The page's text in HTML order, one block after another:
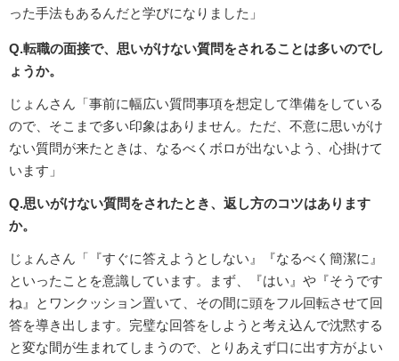
った手法もあるんだと学びになりました」
Q.転職の面接で、思いがけない質問をされることは多いのでし
ょうか。
じょんさん「事前に幅広い質問事項を想定して準備をしている
ので、そこまで多い印象はありません。ただ、不意に思いがけ
ない質問が来たときは、なるべくボロが出ないよう、心掛けて
います」
Q.思いがけない質問をされたとき、返し方のコツはあります
か。
じょんさん「『すぐに答えようとしない』『なるべく簡潔に』
といったことを意識しています。まず、『はい』や『そうです
ね』とワンクッション置いて、その間に頭をフル回転させて回
答を導き出します。完璧な回答をしようと考え込んで沈黙する
と変な間が生まれてしまうので、とりあえず口に出す方がよい